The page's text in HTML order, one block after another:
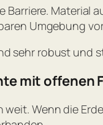
Barriere. Material
Umgebung
sehr robust und
mit offenen
weit. Wenn die